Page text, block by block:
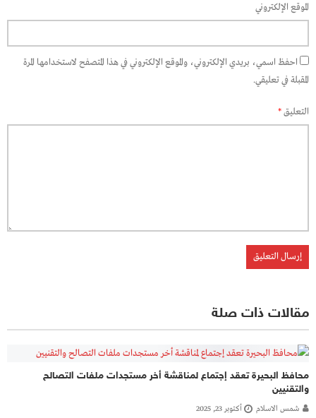
الموقع الإلكتروني
احفظ اسمي، بريدي الإلكتروني، والموقع الإلكتروني في هذا المتصفح لاستخدامها المرة
المقبلة في تعليقي.
التعليق*
مقالات ذات صلة
محافظ البحيرة تعقد إجتماع لمناقشة أخر مستجدات ملفات التصالح
والتقنيين
شمس الاسلام أكتوبر 23, 2025